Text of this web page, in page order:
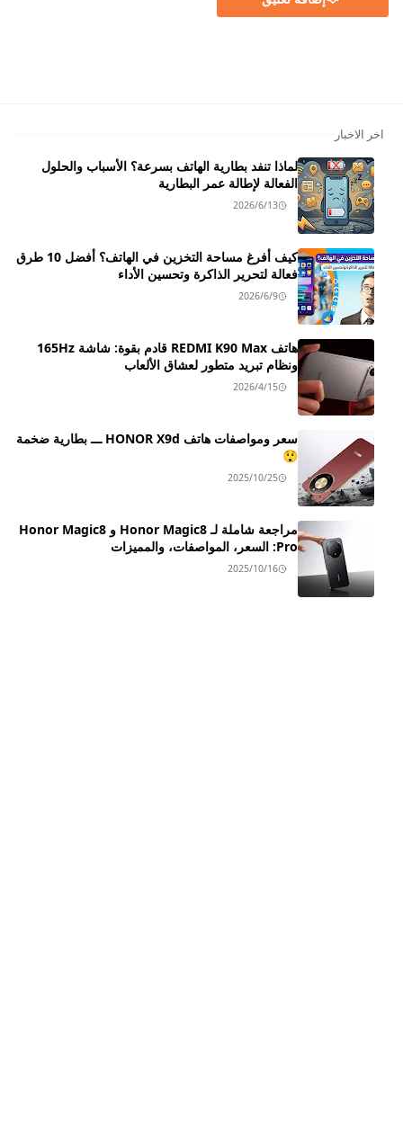
اخر الاخبار
لماذا تنفد بطارية الهاتف بسرعة؟ الأسباب والحلول
الفعالة لإطالة عمر البطارية
2026/6/13
كيف أفرغ مساحة التخزين في الهاتف؟ أفضل 10 طرق
فعالة لتحرير الذاكرة وتحسين الأداء
2026/6/9
هاتف REDMI K90 Max قادم بقوة: شاشة 165Hz
ونظام تبريد متطور لعشاق الألعاب
2026/4/15
سعر ومواصفات هاتف HONOR X9d ـــ بطارية ضخمة
😲
2025/10/25
مراجعة شاملة لـ Honor Magic8 و Honor Magic8
Pro: السعر، المواصفات، والمميزات
2025/10/16